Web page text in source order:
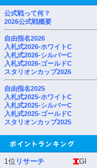
公式戦って何？
2026公式戦概要
自由指名2026
入札式2026-ホワイトC
入札式2026-シルバーC
入札式2026-ゴールドC
スタリオンカップ2026
自由指名2025
入札式2025-ホワイトC
入札式2025-シルバーC
入札式2025-ゴールドC
スタリオンカップ2025
1位 リサーチ
GI